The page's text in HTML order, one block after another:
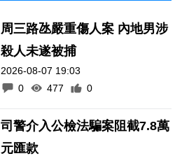
周三路氹嚴重傷人案 內地男涉
殺人未遂被捕
2026-08-07 19:03
0
477 0
司警介入公檢法騙案阻截7.8萬
元匯款